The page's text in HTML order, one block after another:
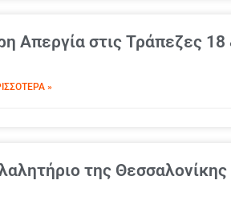
Απεργία στις Τράπεζες
»
της